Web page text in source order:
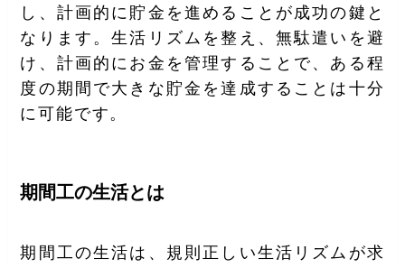
し、計画的に貯金を進めることが成功の鍵と
なります。生活リズムを整え、無駄遣いを避
け、計画的にお金を管理することで、ある程
度の期間で大きな貯金を達成することは十分
に可能です。
期間工の生活とは
期間工の生活は、規則正しい生活リズムが求